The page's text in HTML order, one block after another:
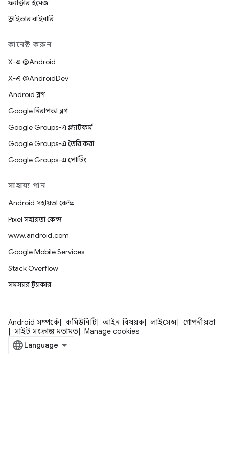
ফ্যাক্টরি ইমেজ
ড্রাইভার বাইনারি
কানেক্ট করুন
X-এ @Android
X-এ @AndroidDev
Android ব্লগ
Google নিরাপত্তা ব্লগ
Google Groups-এ প্ল্যাটফর্ম
Google Groups-এ তৈরি করা
Google Groups-এ পোর্টিং
সাহায্য পান
Android সহায়তা কেন্দ্র
Pixel সহায়তা কেন্দ্র
www.android.com
Google Mobile Services
Stack Overflow
সমস্যার ট্র্যাকার
Android সম্পর্কে কমিউনিটি আইন বিষয়ক লাইসেন্স
গোপনীয়তা
সাইট সংক্রান্ত মতামত
Manage cookies